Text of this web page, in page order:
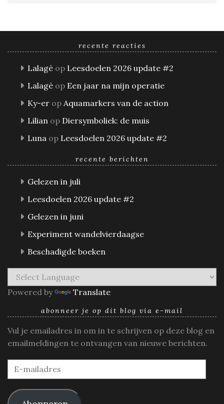
recente reacties
Lalagè op Leesdoelen 2026 update #2
Lalagè op Een jaar na mijn operatie
Ky-er op Aquamarkers van de action
Lilian op Diersymboliek: de muis
Luna op Leesdoelen 2026 update #2
recente berichten
Gelezen in juli
Leesdoelen 2026 update #2
Gelezen in juni
Experiment wandelvierdaagse
Beschadigde boeken
Powered by Translate
abonneer je op dit blog via e-mail
Vul je emailadres in om in te schrijven op deze blog en
emailmeldingen te ontvangen van nieuwe berichten.
E-
mailadres